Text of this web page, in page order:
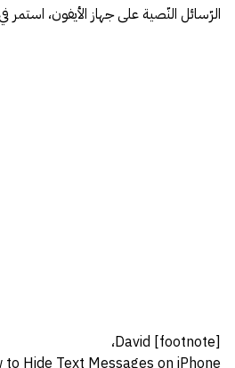
الرّسائل النّصية على جهاز الأيفون، استمر
[footnote] David،
to Hide Text Messages on iPhone